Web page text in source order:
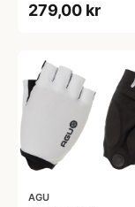
279,00 kr
AGU